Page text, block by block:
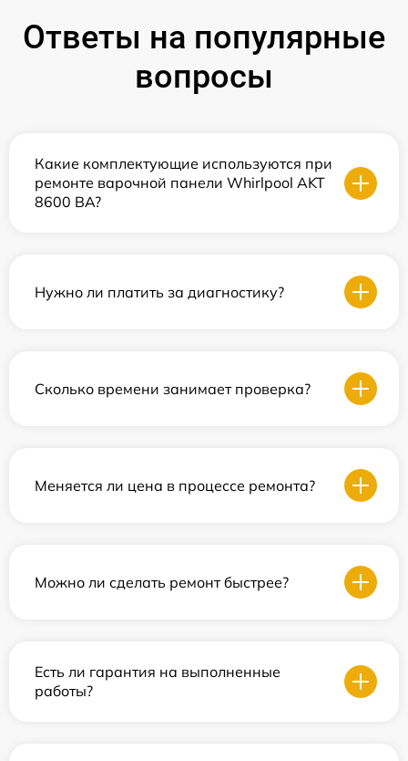
Ответы на популярные
вопросы
Какие комплектующие используются при
ремонте варочной панели Whirlpool AKT
8600 BA?
Нужно ли платить за диагностику?
Сколько времени занимает проверка?
Меняется ли цена в процессе ремонта?
Можно ли сделать ремонт быстрее?
Есть ли гарантия на выполненные
работы?